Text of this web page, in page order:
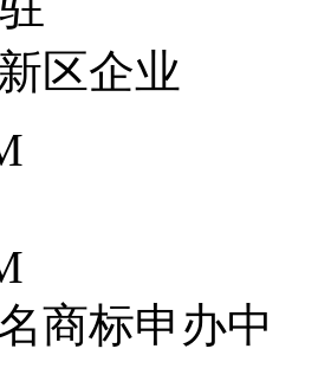
区企业
商标申办中